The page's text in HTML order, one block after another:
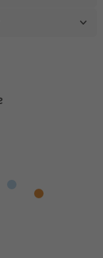
Adige Guest